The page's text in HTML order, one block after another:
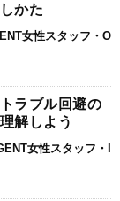
かた
女性スタッフ・O
ラブル回避の
解しよう
女性スタッフ・I